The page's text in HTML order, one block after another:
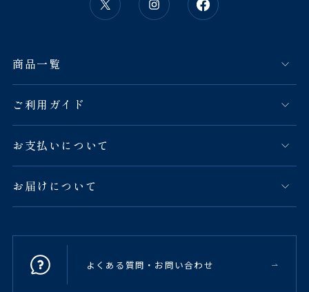
商品一覧
ご利用ガイド
お支払いについて
お届けについて
よくある質問・お問い合わせ